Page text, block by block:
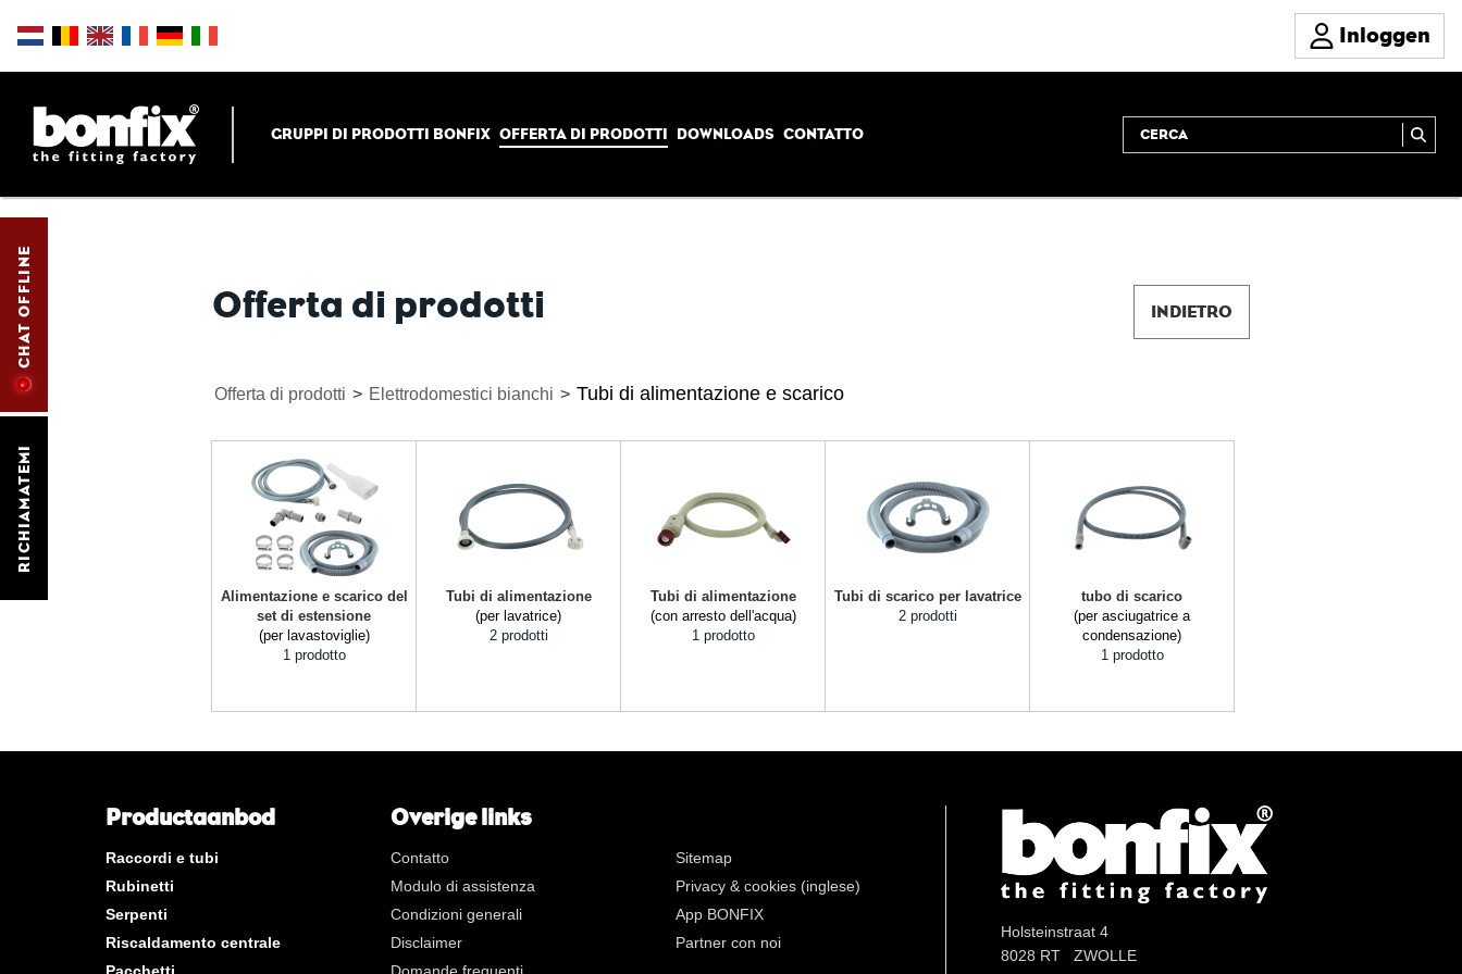
Inloggen
GRUPPI DI PRODOTTI BONFIX OFFERTA DI PRODOTTI DOWNLOADS CONTATTO
RICHIAMATEMI
CHAT OFFLINE Offerta di prodotti INDIETRO
Offerta di prodotti > Elettrodomestici bianchi > Tubi di alimentazione e scarico
Alimentazione e scarico del
set di estensione
(per lavastoviglie)
1 prodotto
Tubi di alimentazione
(per lavatrice)
2 prodotti
Tubi di alimentazione
(con arresto dell'acqua)
1 prodotto
Tubi di scarico per lavatrice
2 prodotti
tubo di scarico
(per asciugatrice a
condensazione)
1 prodotto
Productaanbod
Raccordi e tubi
Rubinetti
Serpenti
Riscaldamento centrale
Overige links
Contatto
Modulo di assistenza
Condizioni generali
Disclaimer
Sitemap
Privacy & cookies (inglese)
App BONFIX
Partner con noi
Holsteinstraat 4
8028 RT ZWOLLE